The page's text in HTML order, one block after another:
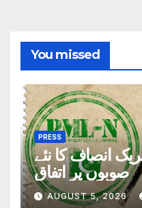
You missed
PRESS
انصاف کا نئے
صوبوں پر اتفاق
AUGUST 5, 2026